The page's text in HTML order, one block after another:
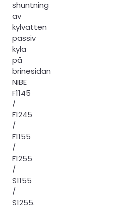
shuntning
av
kylvatten
passiv
kyla
på
brinesidan
NIBE
F1145
/
F1245
/
F1155
/
F1255
/
S1155
/
S1255.